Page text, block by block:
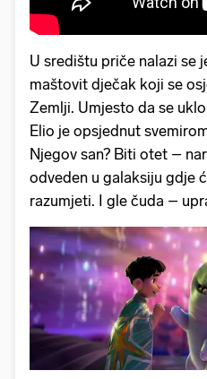
U središtu priče nalazi se
maštovit dječak koji se
Zemlji. Umjesto da se
Elio je opsjednut
Njegov san? Biti otet –
odveden u galaksiju gdje
razumjeti. I gle čuda –